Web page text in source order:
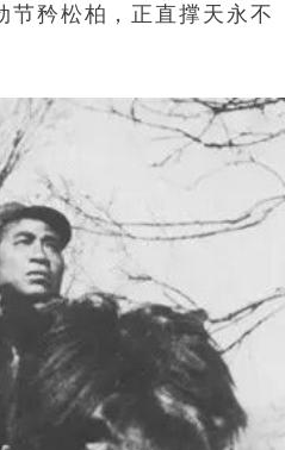
节矜松柏，正直撑天永不